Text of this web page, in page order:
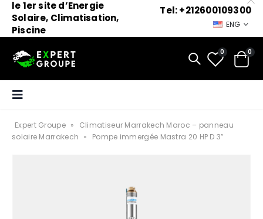
le 1er site d’Energie
Solaire, Climatisation,
Piscine
Tel: +212600109300
ENG
0 0
Expert Groupe »
Climatiseur Marrakech Maroc – panneau
solaire Marrakech » Pompe immergée Mastra 20 HP D 3″